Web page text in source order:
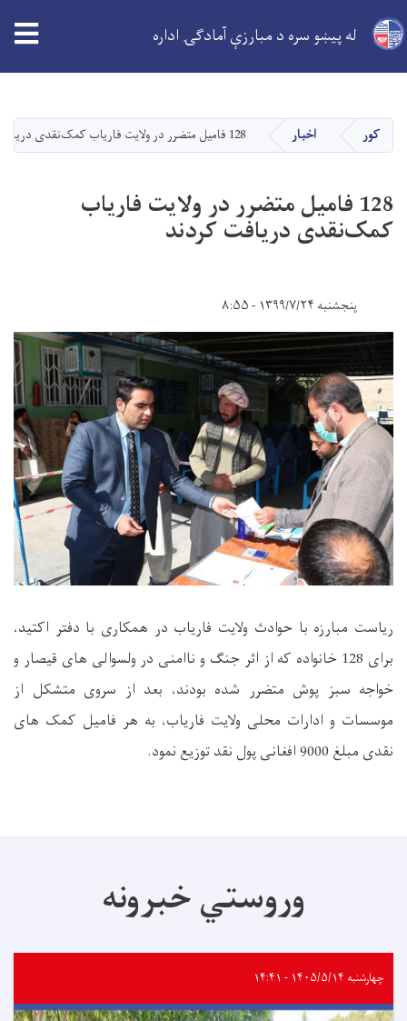
دانګل
له پیښو سره د مبارزې آمادګۍ اداره
کور اخبار 128 فامیل متضرر در ولایت فاریاب کمک‌نقدی دریافت کردند
128 فامیل متضرر در ولایت فاریاب
کمک‌نقدی دریافت کردند
پنجشنبه ۱۳۹۹/۷/۲۴ - ۸:۵۵
ریاست مبارزه با حوادث ولایت فاریاب در همکاری با دفتر اکتید،
برای 128 خانواده که از اثر جنگ و ناامنی در ولسوالی های قیصار و
خواجه سبز پوش متضرر شده بودند، بعد از سروی متشکل از
موسسات و ادارات محلی ولایت فاریاب، به هر فامیل کمک های
نقدی مبلغ 9000 افغانی پول نقد توزیع نمود.
وروستي خبرونه
چهارشنبه ۱۴۰۵/۵/۱۴ - ۱۴:۴۱